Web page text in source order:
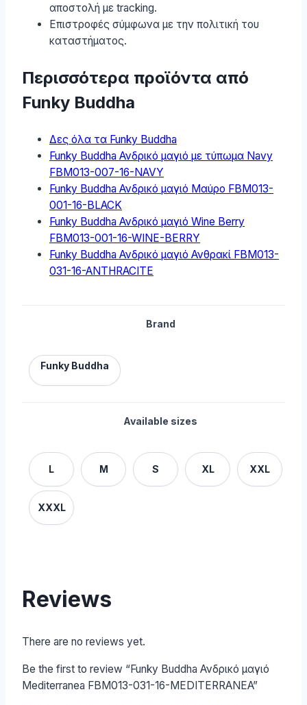
αποστολή με tracking.
Επιστροφές σύμφωνα με την πολιτική του
καταστήματος.
Περισσότερα προϊόντα από
Funky Buddha
Δες όλα τα Funky Buddha
Funky Buddha Ανδρικό μαγιό με τύπωμα Navy
FBM013-007-16-NAVY
Funky Buddha Ανδρικό μαγιό Μαύρο FBM013-
001-16-BLACK
Funky Buddha Ανδρικό μαγιό Wine Berry
FBM013-001-16-WINE-BERRY
Funky Buddha Ανδρικό μαγιό Ανθρακί FBM013-
031-16-ANTHRACITE
Brand
Funky Buddha
Available sizes
L M S XL XXL
XXXL
Reviews
There are no reviews yet.
Be the first to review “Funky Buddha Ανδρικό μαγιό
Mediterranea FBM013-031-16-MEDITERRANEA”